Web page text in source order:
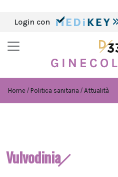
Login con
Home Politica sanitaria Attualità
Vulvodinia